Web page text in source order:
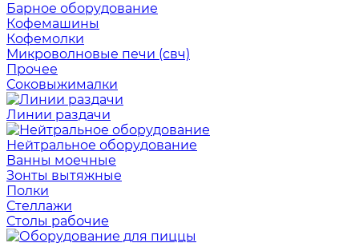
Барное оборудование
Кофемашины
Кофемолки
Микроволновые печи (свч)
Прочее
Соковыжималки
Линии раздачи
Нейтральное оборудование
Ванны моечные
Зонты вытяжные
Полки
Стеллажи
Столы рабочие